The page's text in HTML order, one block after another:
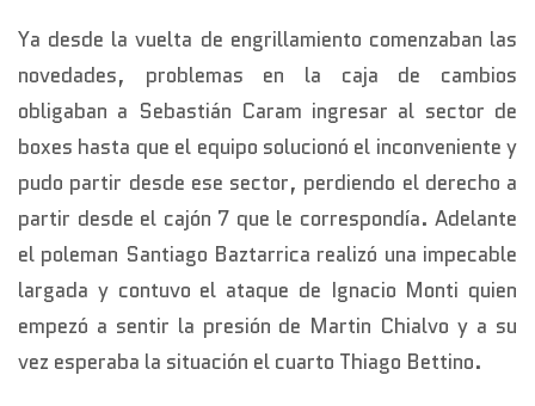
Ya desde la vuelta de engrillamiento comenzaban las
novedades, problemas en la caja de cambios
obligaban a Sebastián Caram ingresar al sector de
boxes hasta que el equipo solucionó el inconveniente y
pudo partir desde ese sector, perdiendo el derecho a
partir desde el cajón 7 que le correspondía. Adelante
el poleman Santiago Baztarrica realizó una impecable
largada y contuvo el ataque de Ignacio Monti quien
empezó a sentir la presión de Martin Chialvo y a su
vez esperaba la situación el cuarto Thiago Bettino.